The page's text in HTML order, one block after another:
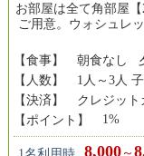
お部屋は全て角部屋
ご用意。ウォシュレ
【食事】
朝食なし
【人数】
1人～3人
【決済】
クレジッ
【ポイント】
1%
8,000～